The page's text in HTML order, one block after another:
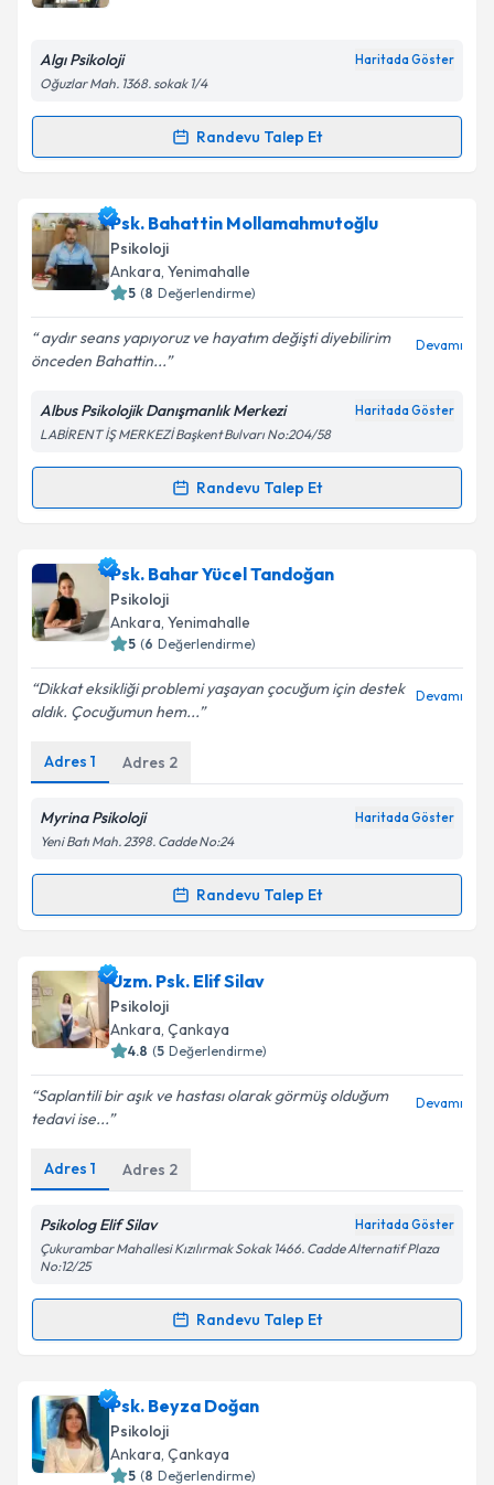
Algı Psikoloji Haritada Göster
Oğuzlar Mah. 1368. sokak 1/4
Randevu Talep Et
Randevu Takvimi Talebi
Uzm. Psk. Derya Oğuz Sarıalpiçin randevu takvimi
talebi oluşturun. Size bu uzmandan randevu almanız
için bir takvim hazırlandığında e-posta ile
bilgilendireceğiz.
E-posta Adresiniz
Kişisel verilerimin işlenmesine ilişkin
Metni'ni okudum ve kişisel verilerimin belirtilen
kapsamda işlenmesini kabul ediyorum.
Psk. Bahattin Mollamahmutoğlu
Psikoloji
Ankara, Yenimahalle
5 (8 Değerlendirme)
aydır seans yapıyoruz ve hayatım değişti diyebilirim
önceden Bahattin...
Devamı
Albus Psikolojik Danışmanlık Merkezi Haritada Göster
LABİRENT İŞ MERKEZİ Başkent Bulvarı No:204/58
Randevu Talep Et
Randevu Takvimi Talebi
Psk. Bahattin Mollamahmutoğluiçin randevu
takvimi talebi oluşturun. Size bu uzmandan randevu
almanız için bir takvim hazırlandığında e-posta ile
bilgilendireceğiz.
E-posta Adresiniz
Kişisel verilerimin işlenmesine ilişkinAydınlatma
Metni'ni okudum ve kişisel verilerimin belirtilen
kapsamda işlenmesini kabul ediyorum.
Takvim Talebini Gönder
Psk. Bahar Yücel Tandoğan
Psikoloji
Ankara, Yenimahalle
5 (6 Değerlendirme)
Dikkat eksikliği problemi yaşayan çocuğum için destek
aldık. Çocuğumun hem...
Devamı
Adres 1 Adres 2
Myrina Psikoloji Haritada Göster
Yeni Batı Mah. 2398. Cadde No:24
Randevu Talep Et
Randevu Takvimi Talebi
Psk. Bahar Yücel Tandoğan
talebi oluşturun. Size bu uzmandan randevu almanız
için bir takvim hazırlandığında e-posta ile
bilgilendireceğiz.
E-posta Adresiniz
Kişisel verilerimin işlenmesine ilişkinAydınlatma
Metni'ni okudum ve kişisel verilerimin belirtilen
kapsamda işlenmesini kabul ediyorum.
Takvim Talebini Gönder
Uzm. Psk. Elif Silav
Psikoloji
Ankara, Çankaya
4.8 (5 Değerlendirme)
Saplantili bir aşık ve hastası olarak görmüş olduğum
tedavi ise...
Devamı
Adres 1 Adres 2
Psikolog Elif Silav Haritada Göster
Çukurambar Mahallesi Kızılırmak Sokak 1466. Cadde Alternatif Plaza
No:12/25
Randevu Talep Et
Randevu Takvimi Talebi
Uzm. Psk. Elif Silaviçin randevu takvimi talebi
oluşturun. Size bu uzmandan randevu almanız için bir
takvim hazırlandığında e-posta ile bilgilendireceğiz.
Psk. Beyza Doğan
Psikoloji
Ankara, Çankaya
5 (8 Değerlendirme)